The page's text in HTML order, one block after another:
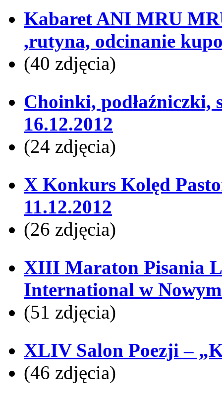
Kabaret ANI MRU
,rutyna, odcinanie
(40 zdjęcia)
Choinki, podłaźniczki,
16.12.2012
(24 zdjęcia)
X Konkurs Kolęd
11.12.2012
(26 zdjęcia)
XIII Maraton Pisania
International w
(51 zdjęcia)
XLIV Salon Poezji –
(46 zdjęcia)